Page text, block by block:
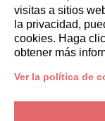
+390286882952
visitas a sitios
la privacidad,
cookies. Haga
obtener más
Ver la política de